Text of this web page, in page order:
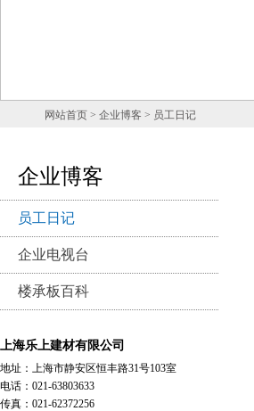
网站首页 > 企业博客 > 员工日记
企业博客
员工日记
企业电视台
楼承板百科
上海乐上建材有限公司
地址：上海市静安区恒丰路31号103室
电话：021-63803633
传真：021-62372256